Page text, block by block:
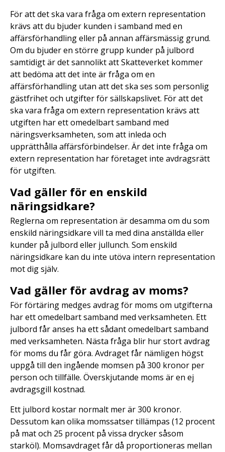
För att det ska vara fråga om extern representation
krävs att du bjuder kunden i samband med en
affärsförhandling eller på annan affärsmässig grund.
Om du bjuder en större grupp kunder på julbord
samtidigt är det sannolikt att Skatteverket kommer
att bedöma att det inte är fråga om en
affärsförhandling utan att det ska ses som personlig
gästfrihet och utgifter för sällskapslivet. För att det
ska vara fråga om extern representation krävs att
utgiften har ett omedelbart samband med
näringsverksamheten, som att inleda och
upprätthålla affärsförbindelser. Är det inte fråga om
extern representation har företaget inte avdragsrätt
för utgiften.
Vad gäller för en enskild
näringsidkare?
Reglerna om representation är desamma om du som
enskild näringsidkare vill ta med dina anställda eller
kunder på julbord eller jullunch. Som enskild
näringsidkare kan du inte utöva intern representation
mot dig själv.
Vad gäller för avdrag av moms?
För förtäring medges avdrag för moms om utgifterna
har ett omedelbart samband med verksamheten. Ett
julbord får anses ha ett sådant omedelbart samband
med verksamheten. Nästa fråga blir hur stort avdrag
för moms du får göra. Avdraget får nämligen högst
uppgå till den ingående momsen på 300 kronor per
person och tillfälle. Överskjutande moms är en ej
avdragsgill kostnad.
Ett julbord kostar normalt mer är 300 kronor.
Dessutom kan olika momssatser tillämpas (12 procent
på mat och 25 procent på vissa drycker såsom
starköl). Momsavdraget får då proportioneras mellan